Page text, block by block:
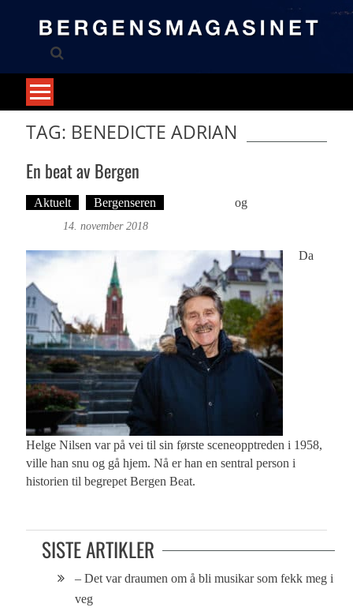
TAG: BENEDICTE ADRIAN
En beat av Bergen
Aktuelt Bergenseren og
14. november 2018
Da
Helge Nilsen var på vei til sin første sceneopptreden i 1958,
ville han snu og gå hjem. Nå er han en sentral person i
historien til begrepet Bergen Beat.
SISTE ARTIKLER
– Det var draumen om å bli musikar som fekk meg i
veg